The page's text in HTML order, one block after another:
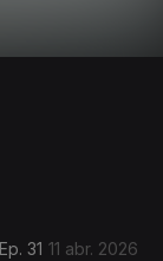
Ep. 31 11 abr. 2026